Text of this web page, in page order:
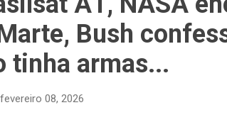
Bush
tinha armas...
08, 2026